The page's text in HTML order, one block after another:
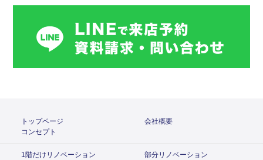
トップページ
会社概要
コンセプト
1階だけリノベーション
部分リノベーション